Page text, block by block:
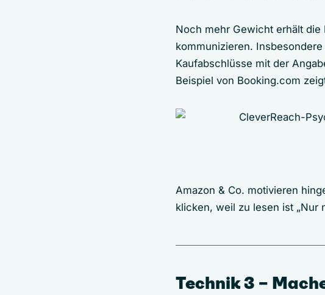
Noch mehr Gewicht erhält
kommunizieren.
Kaufabschlüsse mit der
Beispiel von Booking.com
Amazon & Co. motivieren
klicken, weil zu lesen ist „Nur
Technik 3 –